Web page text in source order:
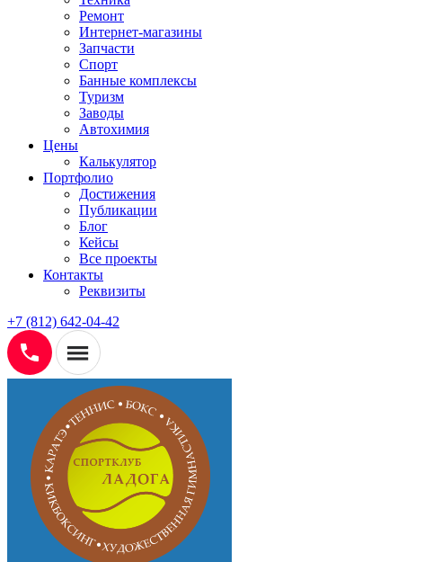
Ремонт
Интернет-магазины
Запчасти
Спорт
Банные комплексы
Туризм
Заводы
Автохимия
Цены
Калькулятор
Портфолио
Достижения
Публикации
Блог
Кейсы
Все проекты
Контакты
Реквизиты
+7 (812) 642-04-42